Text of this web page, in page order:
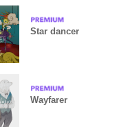
Star dancer
Wayfarer